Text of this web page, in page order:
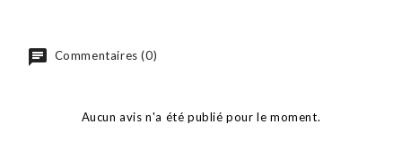
Commentaires (0)
Aucun avis n'a été publié pour le moment.